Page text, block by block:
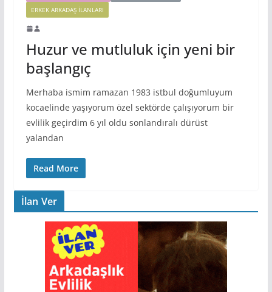
ERKEK ARKADAŞ ILANLARI
Huzur ve mutluluk için yeni bir
başlangıç
Merhaba ismim ramazan 1983 istbul doğumluyum
kocaelinde yaşıyorum özel sektörde çalışıyorum bir
evlilik geçirdim 6 yıl oldu sonlandıralı dürüst
yalandan
Read More
İlan Ver